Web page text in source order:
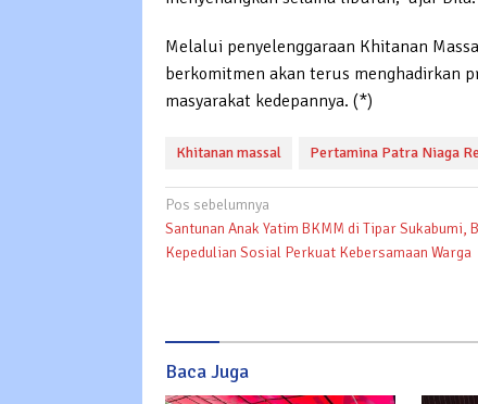
Melalui penyelenggaraan Khitanan
berkomitmen akan terus menghadirkan
masyarakat kedepannya. (*)
Khitanan massal Pertamina Patra Niaga
Navigasi
pos
Pos sebelumnya
Santunan Anak Yatim BKMM di Tipar Sukabumi,
Kepedulian Sosial Perkuat Kebersamaan Warga
Baca Juga